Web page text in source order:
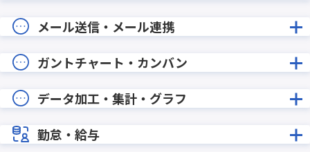
メール送信・メール連携
ガントチャート・カンバン
データ加工・集計・グラフ
勤怠・給与